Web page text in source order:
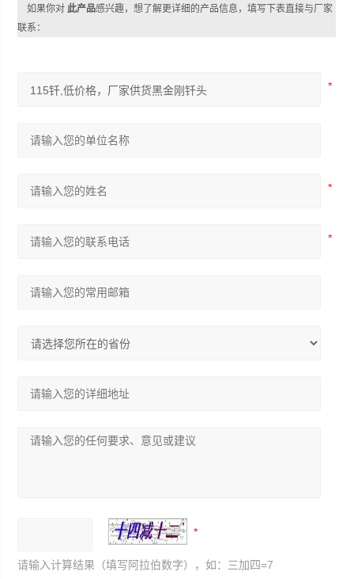
如果你对此产品感兴趣，想了解更详细的产品信息，填写下表直接与厂家
联系：
请输入计算结果（填写阿拉伯数字），如：三加四=7